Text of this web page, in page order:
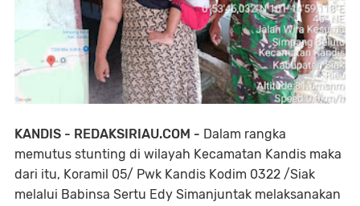
KANDIS - REDAKSIRIAU.COM - Dalam rangka
memutus stunting di wilayah Kecamatan Kandis maka
dari itu, Koramil 05/ Pwk Kandis Kodim 0322 /Siak
melalui Babinsa Sertu Edy Simanjuntak melaksanakan